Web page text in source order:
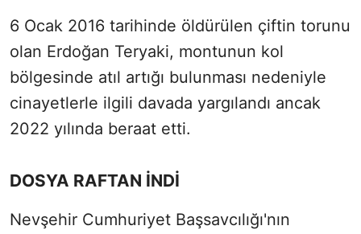
6 Ocak 2016 tarihinde öldürülen çiftin torunu
olan Erdoğan Teryaki, montunun kol
bölgesinde atıl artığı bulunması nedeniyle
cinayetlerle ilgili davada yargılandı ancak
2022 yılında beraat etti.
DOSYA RAFTAN İNDİ
Nevşehir Cumhuriyet Başsavcılığı'nın